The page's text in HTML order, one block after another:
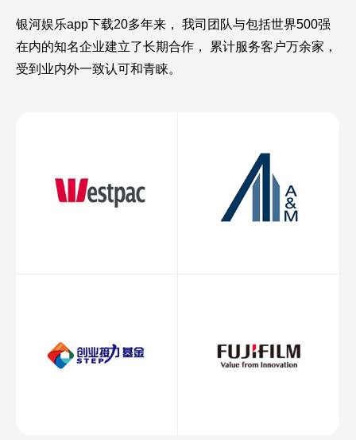
银河娱乐app下载20多年来，
我司团队与包括世界500强
在内的知名企业建立了长期合作，
累计服务客户万余家，
受到业内外一致认可和青睐。